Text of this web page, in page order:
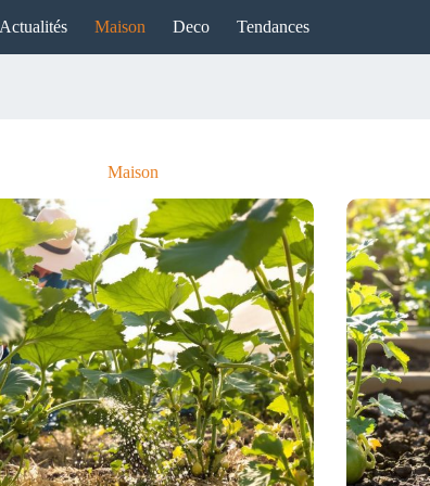
Actualités Maison Deco Tendances
Maison